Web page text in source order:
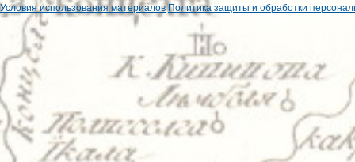
Условия использования материалов Политика защиты и обработки